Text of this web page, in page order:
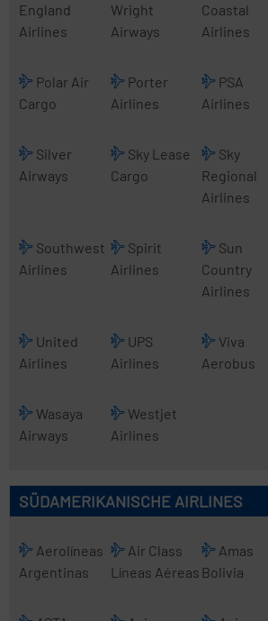
England
Airlines
Wright
Airways
Coastal
Airlines
Polar Air
Cargo
Porter
Airlines
PSA
Airlines
Silver
Airways
Sky Lease
Cargo
Sky
Regional
Airlines
Southwest
Airlines
Spirit
Airlines
Sun
Country
Airlines
United
Airlines
UPS
Airlines
Viva
Aerobus
Wasaya
Airways
Westjet
Airlines
SÜDAMERIKANISCHE AIRLINES
Aerolíneas
Argentinas
Air Class
Líneas Aéreas
Amas
Bolivia